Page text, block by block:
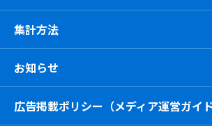
集計方法
お知らせ
広告掲載ポリシー（メディア運営ガイド